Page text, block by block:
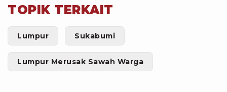
TOPIK TERKAIT
Lumpur Sukabumi
Lumpur Merusak Sawah Warga